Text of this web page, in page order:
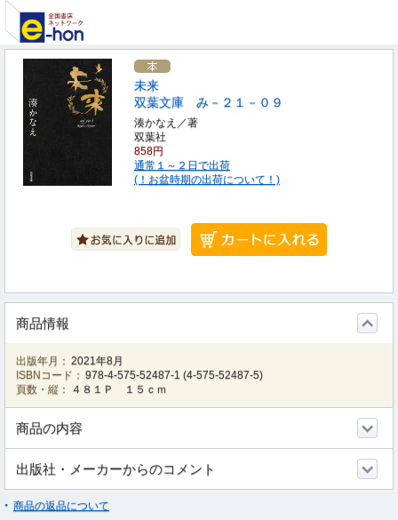
未来
双葉文庫 み－２１－０９
湊かなえ／著
双葉社
858円
通常１～２日で出荷
(！お盆時期の出荷について！)
商品情報
出版年月： 2021年8月
ISBNコード： 978-4-575-52487-1 (4-575-52487-5)
頁数・縦：
４８１Ｐ １５ｃｍ
商品の内容
出版社・メーカーからのコメント
商品の返品について